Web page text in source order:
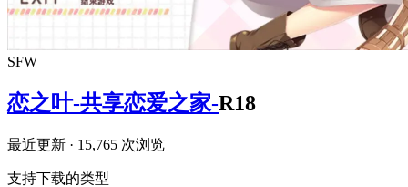
SFW
恋之叶-共享恋爱之家-R18
最近更新 · 15,765 次浏览
支持下载的类型